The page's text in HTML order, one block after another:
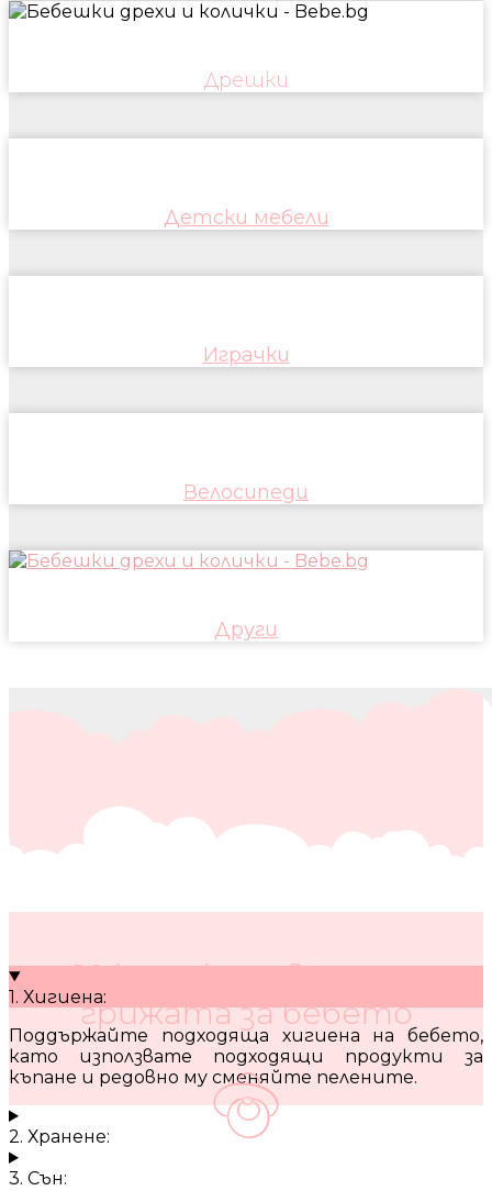
Дрешки
Детски мебели
Играчки
Велосипеди
Други
10 кратки съвета за
грижата за бебето
1. Хигиена:
Поддържайте подходяща хигиена на бебето,
като използвате подходящи продукти за
къпане и редовно му сменяйте пелените.
2. Хранене:
3. Сън: